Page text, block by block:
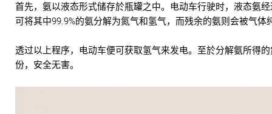
首先，氨以液态形式储存於瓶罐之中。电动车行驶时，液态氨
可将其中99.9%的氨分解为氮气和氢气，而残余的氨则会被气体
透过以上程序，电动车便可获取氢气来发电。至於分解氨所得
份，安全无害。